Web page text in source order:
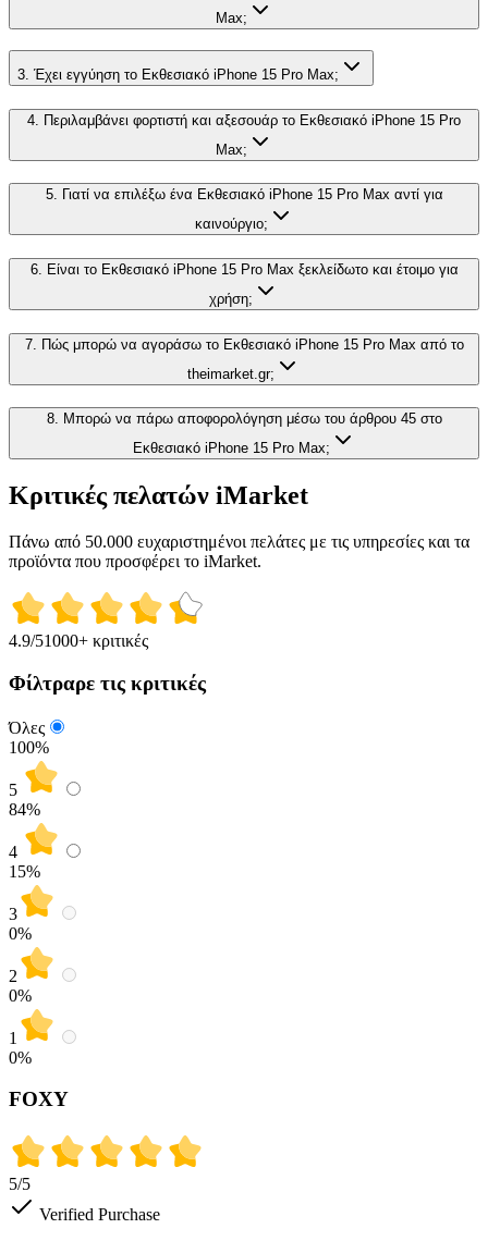
Max;
3. Έχει εγγύηση το Εκθεσιακό iPhone 15 Pro Max;
4. Περιλαμβάνει φορτιστή και αξεσουάρ το Εκθεσιακό iPhone 15 Pro
Max;
5. Γιατί να επιλέξω ένα Εκθεσιακό iPhone 15 Pro Max αντί για
καινούργιο;
6. Είναι το Εκθεσιακό iPhone 15 Pro Max ξεκλείδωτο και έτοιμο για
χρήση;
7. Πώς μπορώ να αγοράσω το Εκθεσιακό iPhone 15 Pro Max από το
theimarket.gr;
8. Μπορώ να πάρω αποφορολόγηση μέσω του άρθρου 45 στο
Εκθεσιακό iPhone 15 Pro Max;
Κριτικές πελατών iMarket
Πάνω από 50.000 ευχαριστημένοι πελάτες με τις υπηρεσίες και τα
προϊόντα που προσφέρει το iMarket.
4.9/51000+ κριτικές
Φίλτραρε τις κριτικές
Όλες
100%
5
84%
4
15%
3
0%
2
0%
1
0%
FOXY
5/5
Verified Purchase